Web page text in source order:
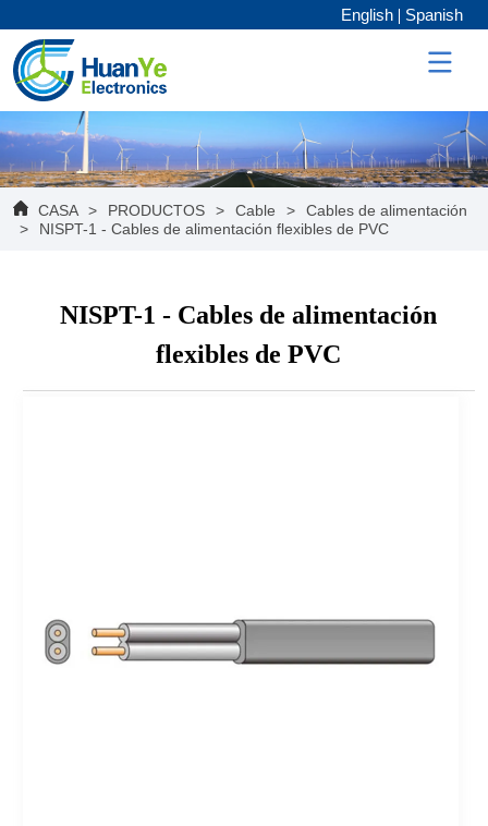
English Spanish
CASA > PRODUCTOS > Cable >
Cables de alimentación
>
NISPT-1 - Cables de alimentación flexibles de PVC
NISPT-1 - Cables de alimentación
flexibles de PVC